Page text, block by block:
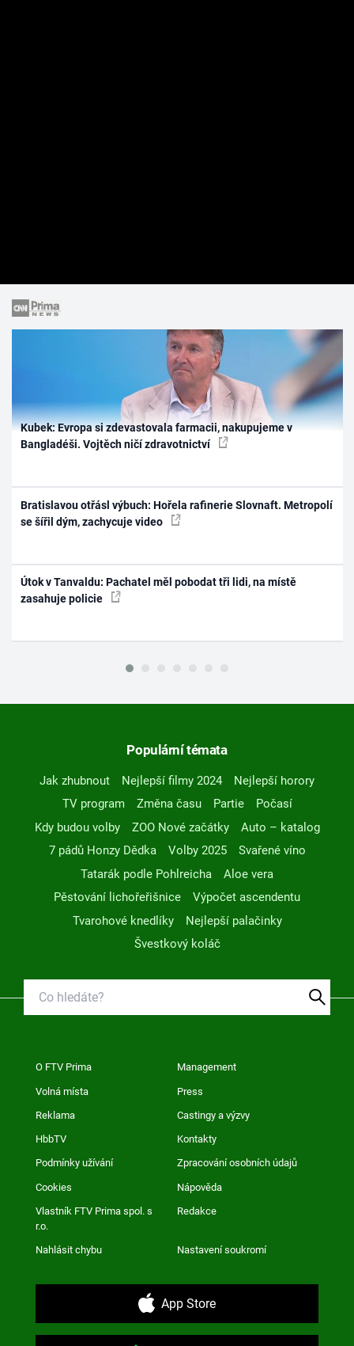
Kubek: Evropa si zdevastovala farmacii, nakupujeme v
Bangladéši. Vojtěch ničí zdravotnictví
Bratislavou otřásl výbuch: Hořela rafinerie Slovnaft. Metropolí
se šířil dým, zachycuje video
Útok v Tanvaldu: Pachatel měl pobodat tři lidi, na místě
zasahuje policie
Populární témata
Jak zhubnout Nejlepší filmy 2024
Nejlepší horory
TV program
Změna času Partie
Počasí
Kdy budou volby
ZOO Nové začátky
Auto – katalog
7 pádů Honzy Dědka
Volby 2025
Svařené víno
Tatarák podle Pohlreicha
Aloe vera
Pěstování lichořeřišnice
Výpočet ascendentu
Tvarohové knedlíky
Nejlepší palačinky
Švestkový koláč
O FTV Prima Management
Volná místa Press
Reklama Castingy a výzvy
HbbTV Kontakty
Podmínky užívání Zpracování osobních údajů
Cookies Nápověda
Vlastník FTV Prima spol. s
r.o.
Redakce
Nahlásit chybu Nastavení soukromí
App Store